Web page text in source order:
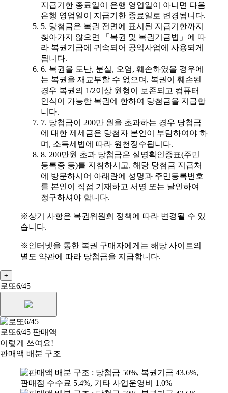
지급기한 종료일이 은행 영업일이 아니면 다음
은행 영업일이 지급기한 종료일로 변경됩니다.
5. 당첨금은 복권 전면에 표시된 지급기한까지
찾아가지 않으면 「복권 및 복권기금법」에 따
라 복권기금에 귀속되어 공익사업에 사용되게
됩니다.
6. 복권을 도난, 분실, 오염, 훼손하였을 경우에
는 복권을 재교부할 수 없으며, 복권이 훼손된
경우 복권의 1/2이상 원형이 보존되고 컴퓨터
인식이 가능한 복권에 한하여 당첨금을 지급합
니다.
7. 당첨금이 200만 원을 초과하는 경우 당첨금
에 대한 제세금은 당첨자 본인이 부담하여야 하
며, 소득세법에 따라 원천징수됩니다.
8. 200만원 초과 당첨금은 실명확인증표(주민
등록증 등)를 지참하시고, 해당 당첨금 지급처
에 방문하시어 아래란에 성명과 주민등록번호
를 본인이 직접 기재하고 서명 또는 날인하여
청구하셔야 합니다.
※상기 사항은 복권위원회 정책에 따라 변경될 수 있
습니다.
※인터넷을 통한 복권 구매자에게는 해당 사이트의
별도 약관에 따라 당첨금을 지급합니다.
+
로또6/45
로또6/45 판매액
이렇게 쓰여요!
판매액 배분 구조